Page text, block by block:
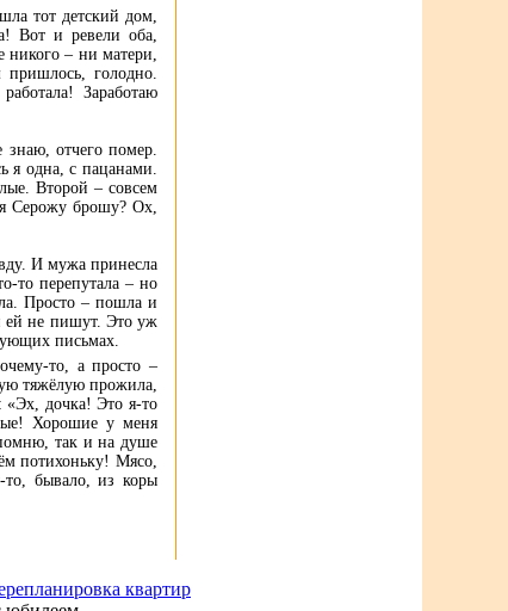
тот детский дом,
Вот и ревели оба,
никого – ни матери,
голодно.
Заработаю
отчего помер.
я одна, с пацанами.
Второй – совсем
Серожу брошу? Ох,
И мужа принесла
то перепутала – но
Просто – пошла и
ей не пишут. Это уж
письмах.
то, а просто –
тяжёлую прожила,
«Эх, дочка! Это я-то
Хорошие у меня
так и на душе
потихоньку! Мясо,
бывало, из коры
квартир